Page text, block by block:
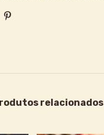
relacionados